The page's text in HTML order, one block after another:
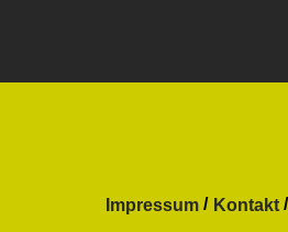
Impressum Kontakt